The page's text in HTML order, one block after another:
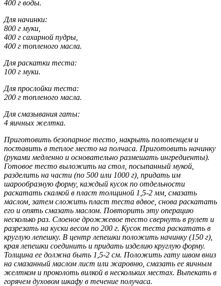
400 г воды.
Для начинки:
800 г муки,
400 г сахарной пудры,
400 г топленого масла.
Для раскатки теста:
100 г муки.
Для прослойки теста:
200 г топленого масла.
Для смазывания гаты:
4 яичных желтка.
Приготовить безопарное тесто, накрыть полотенцем и
поставить в теплое место на полчаса. Приготовить начинку
(руками медленно и основательно размешать ингредиенты).
Готовое тесто выложить на стол, посыпанный мукой,
разделить на части (по 500 или 1000 г), придать им
шарообразную форму, каждый кусок по отдельности
раскатать скалкой в пласт толщиной 1,5-2 мм, смазать
маслом, затем сложить пласт теста вдвое, снова раскатать
его и опять смазать маслом. Повторить эту операцию
несколько раз. Слоеное дрожжевое тесто свернуть в рулет и
разрезать на куски весом по 200 г. Кусок теста раскатать в
круглую лепешку. В центр лепешки положить начинку (150 г),
края лепешки соединить и придать изделию круглую форму.
Толщина ее должна быть 1,5-2 см. Положить гату швом вниз
на смазанный маслом лист или жаровню, смазать ее яичным
желтком и проколоть вилкой в нескольких местах. Выпекать в
горячем духовом шкафу в течение получаса.